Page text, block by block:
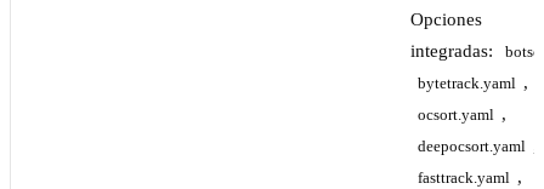
Opciones
integradas:
bytetrack.yaml ,
ocsort.yaml ,
deepocsort.yaml
fasttrack.yaml ,